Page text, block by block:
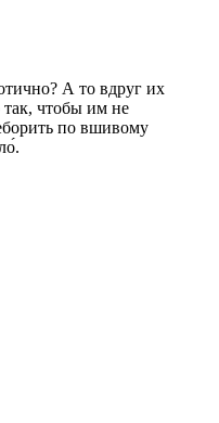
А то вдруг их
так, чтобы им не
по вшивому